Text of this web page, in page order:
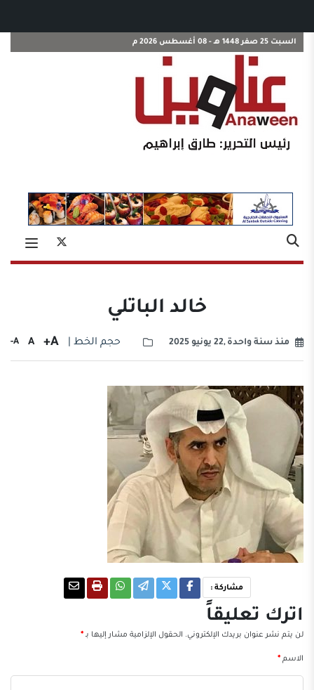
السبت 25 صفر 1448 هـ - 08 أغسطس 2026 م
خالد الباتلي
منذ سنة واحدة ,22 يونيو 2025 حجم الخط | A+
A
A-
مشاركة :
اترك تعليقاً
لن يتم نشر عنوان بريدك الإلكتروني. الحقول الإلزامية مشار إليها بـ*
الاسم*